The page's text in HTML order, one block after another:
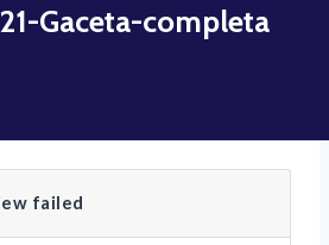
Gaceta-completa
failed